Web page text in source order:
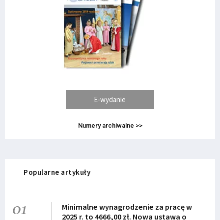
E-wydanie
Numery archiwalne >>
Popularne artykuły
01
Minimalne wynagrodzenie za pracę w
2025 r. to 4666,00 zł. Nowa ustawa o